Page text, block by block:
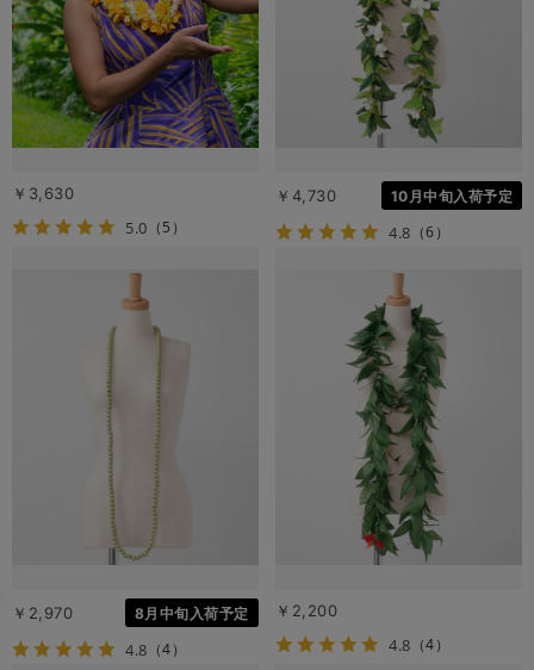
￥3,630
5.0 （5）
￥4,730 10月中旬入荷予定
4.8 （6）
￥2,970 8月中旬入荷予定
4.8 （4）
￥2,200
4.8 （4）